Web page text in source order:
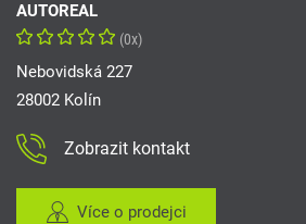
AUTOREAL
(0x)
Nebovidská 227
28002 Kolín
Zobrazit kontakt
Více o prodejci